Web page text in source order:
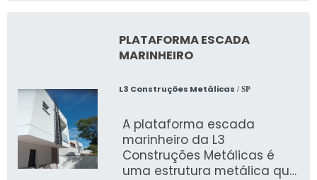
PLATAFORMA ESCADA
MARINHEIRO
L3 Construções Metálicas / SP
A plataforma escada
marinheiro da L3
Construções Metálicas é
uma estrutura metálica que